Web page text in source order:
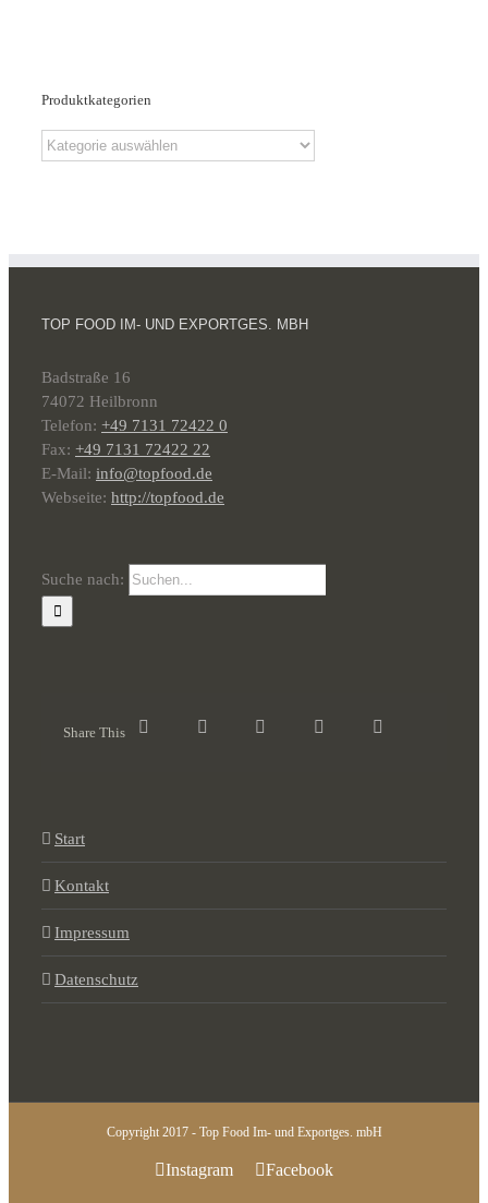
Produktkategorien
TOP FOOD IM- UND EXPORTGES. MBH
Badstraße 16
74072 Heilbronn
Telefon: +49 7131 72422 0
Fax: +49 7131 72422 22
E-Mail: info@topfood.de
Webseite: http://topfood.de
Suche nach:
Share This
Start
Kontakt
Impressum
Datenschutz
Copyright 2017 - Top Food Im- und Exportges. mbH
Instagram Facebook